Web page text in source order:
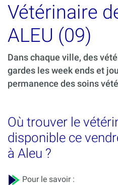
Vétérinaire
ALEU (09)
Dans chaque ville, des
gardes les week ends et
permanence des soins
Où trouver le
disponible ce
à Aleu ?
Pour le savoir :